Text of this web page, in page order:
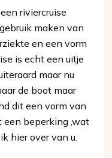
riviercruise
maken van
en een vorm
is echt een uitje
maar nu
de boot maar
dit een vorm van
een beperking ,wat
hier over van u.